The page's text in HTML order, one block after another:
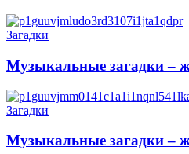
Загадки
Музыкальные загадки –
Загадки
Музыкальные загадки –